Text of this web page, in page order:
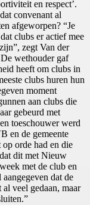
en respect’.
convenant al
afgeworpen? “Je
clubs er actief mee
zegt Van der
wethouder gaf
heeft om clubs in
clubs huren hun
moment
aan clubs die
gebeurd met
toeschouwer werd
en de gemeente
op orde had en die
dit met Nieuw
met de club en
dat de
veel gedaan, maar